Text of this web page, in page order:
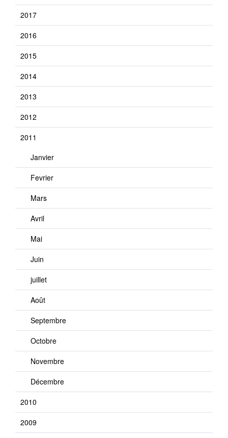
2017
2016
2015
2014
2013
2012
2011
Janvier
Fevrier
Mars
Avril
Mai
Juin
juillet
Août
Septembre
Octobre
Novembre
Décembre
2010
2009